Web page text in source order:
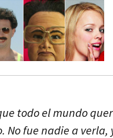
todo el mundo
No fue nadie a